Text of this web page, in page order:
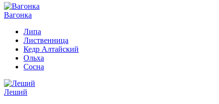
Вагонка
Липа
Лиственница
Кедр Алтайский
Ольха
Сосна
Леший